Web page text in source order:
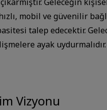
mobil ve güvenilir
talep edecektir.
ayak uydurmalıdır.
Vizyonu